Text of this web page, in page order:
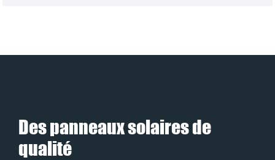
Des panneaux solaires de
qualité